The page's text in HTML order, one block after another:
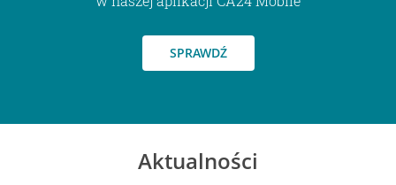
SPRAWDŹ
Aktualności